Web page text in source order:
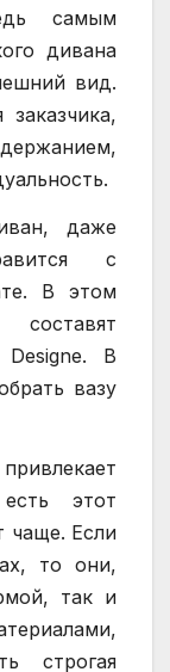
самым
дивана
вид.
даже
с
В этом
В
вазу
этот
чаще. Если
то они,
так и
строгая